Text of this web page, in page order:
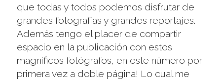
que todas y todos podemos disfrutar de
grandes fotografías y grandes reportajes.
Además tengo el placer de compartir
espacio en la publicación con estos
magníficos fotógrafos, en este número por
primera vez a doble página! Lo cual me